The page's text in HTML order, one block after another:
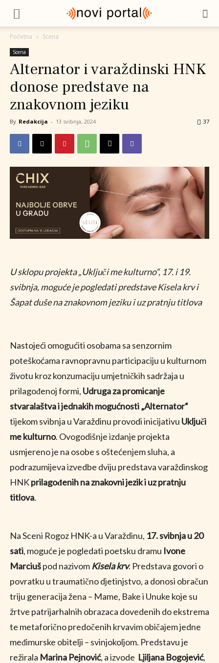
Početna Scena
Scena
Alternator i varaždinski HNK
donose predstave na
znakovnom jeziku
By Redakcija - 13 svibnja, 2024 37
U sklopu projekta „Uključi me kulturno“, 17. i 19.
svibnja, moguće je pogledati predstave Kisela krv i
Šapat duše na znakovnom jeziku i uz pratnju titlova
Nastojeći omogućiti osobama sa senzornim
poteškoćama ravnopravnu participaciju u kulturnom
životu kroz konzumaciju umjetničkih sadržaja u
prilagođenoj formi, Udruga za promicanje
stvaralaštva i jednakih mogućnosti „Alternator“
tijekom svibnja u Varaždinu provodi inicijativu Uključi
me kulturno. Ovogodišnje izdanje projekta
usmjereno je na osobe s oštećenjem sluha, a
podrazumijeva izvedbe dviju predstava varaždinskog
HNKprilagođenih na znakovni jeziki uz pratnju
titlova.
Na Sceni Rogoz HNK-a u Varaždinu, 17. svibnja u 20
sati, moguće je pogledati poetsku dramu Ivone
Marciušpod nazivom Kisela krv. Predstava govori o
povratku u traumatično djetinjstvo, a donosi obračun
triju generacija žena – Mame, Bake i Unuke koje su
žrtve patrijarhalnih obrazaca dovedenih do ekstrema
te metaforično predočenih krvavim običajem jedne
međimurske obitelji – svinjokoljom. Predstavu je
režirala Marina Pejnović, a izvode Ljiljana Bogojević,